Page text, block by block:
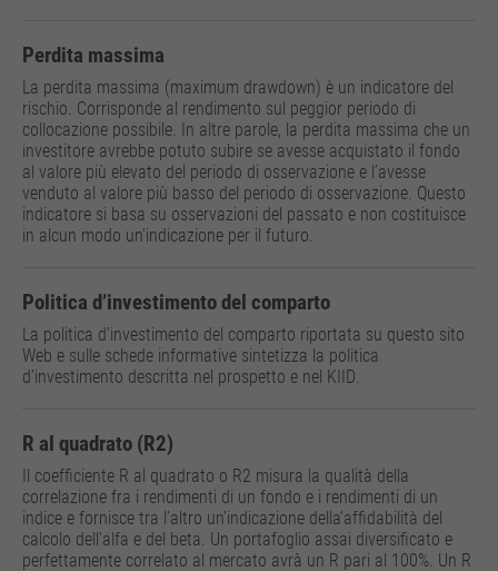
Perdita massima
La perdita massima (maximum drawdown) è un indicatore del
rischio. Corrisponde al rendimento sul peggior periodo di
collocazione possibile. In altre parole, la perdita massima che un
investitore avrebbe potuto subire se avesse acquistato il fondo
al valore più elevato del periodo di osservazione e l’avesse
venduto al valore più basso del periodo di osservazione. Questo
indicatore si basa su osservazioni del passato e non costituisce
in alcun modo un’indicazione per il futuro.
Politica d’investimento del comparto
La politica d’investimento del comparto riportata su questo sito
Web e sulle schede informative sintetizza la politica
d’investimento descritta nel prospetto e nel KIID.
R al quadrato (R2)
Il coefficiente R al quadrato o R2 misura la qualità della
correlazione fra i rendimenti di un fondo e i rendimenti di un
indice e fornisce tra l’altro un’indicazione della’affidabilità del
calcolo dell’alfa e del beta. Un portafoglio assai diversificato e
perfettamente correlato al mercato avrà un R pari al 100%. Un R